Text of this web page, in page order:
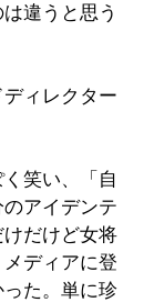
違うと思う
ィレクター
笑い、「自
アイデンテ
だけど女将
ディアに登
た。単に珍